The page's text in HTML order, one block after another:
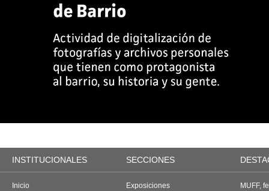
INSTITUCIONALES SECCIONES
Inicio
Exposiciones
MUFF,